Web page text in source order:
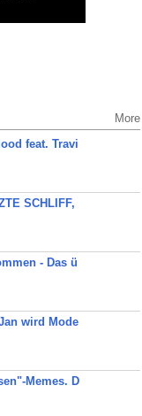
More
feat. Travi
SCHLIFF,
- Das ü
wird Mode
Memes. D